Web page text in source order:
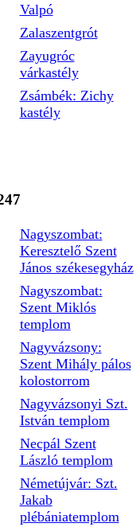
Valpó
Zalaszentgrót
Zayugróc
várkastély
Zsámbék: Zichy
kastély
Nagyszombat:
Keresztelő Szent
János székesegyház
Nagyszombat:
Szent Miklós
templom
Nagyvázsony:
Szent Mihály pálos
kolostorrom
Nagyvázsonyi Szt.
István templom
Necpál Szent
László templom
Németújvár: Szt.
Jakab
plébániatemplom